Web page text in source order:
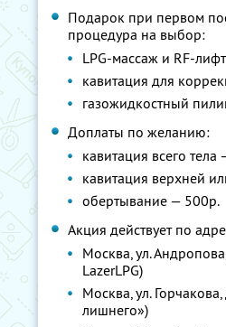
Подарок при первом
процедура на выбор:
LPG-массаж и RF-
кавитация для
газожидкостный
Доплаты по желанию:
кавитация всего
кавитация верхней
обертывание — 500р.
Акция действует по
Москва, ул.
LazerLPG)
Москва, ул.
лишнего»)